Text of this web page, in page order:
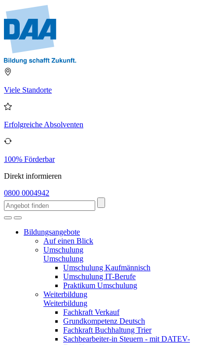
Viele Standorte
Erfolgreiche Absolventen
100% Förderbar
Direkt informieren
0800 0004942
Bildungsangebote
Auf einen Blick
Umschulung
Umschulung
Umschulung Kaufmännisch
Umschulung IT-Berufe
Praktikum Umschulung
Weiterbildung
Weiterbildung
Fachkraft Verkauf
Grundkompetenz Deutsch
Fachkraft Buchhaltung Trier
Sachbearbeiter-in Steuern - mit DATEV-